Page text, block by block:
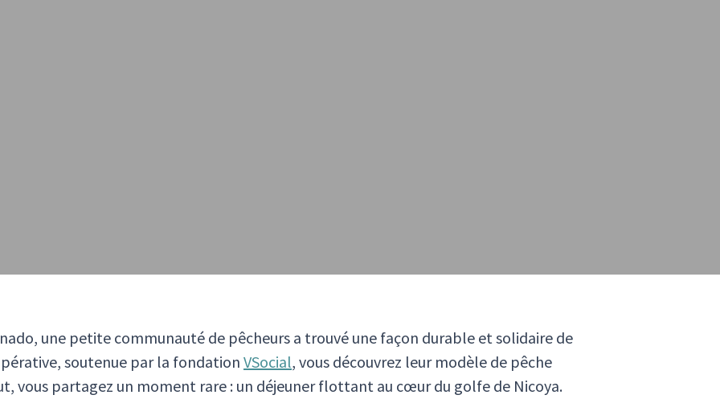
une petite communauté de pêcheurs a trouvé une façon durable et solidaire de
soutenue par la fondation VSocial, vous découvrez leur modèle de pêche
vous partagez un moment rare : un déjeuner flottant au cœur du golfe de Nicoya.